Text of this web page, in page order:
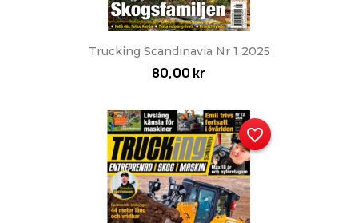
Trucking Scandinavia Nr 1 2025
80,00 kr
favorite_border